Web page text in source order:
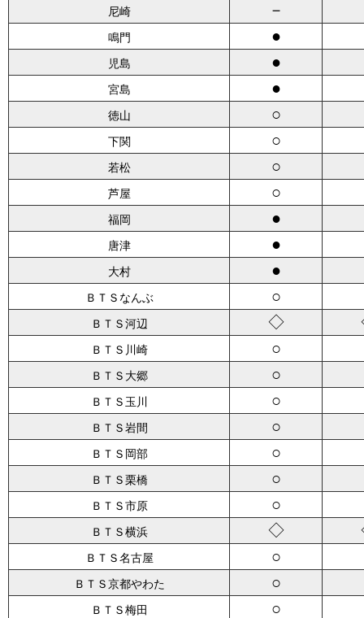
尼崎 －
鳴門 ●
児島 ●
宮島 ●
徳山 ○
下関 ○
若松 ○
芦屋 ○
福岡 ●
唐津 ●
大村 ●
ＢＴＳなんぶ ○
ＢＴＳ河辺 ◇
ＢＴＳ川崎 ○
ＢＴＳ大郷 ○
ＢＴＳ玉川 ○
ＢＴＳ岩間 ○
ＢＴＳ岡部 ○
ＢＴＳ栗橋 ○
ＢＴＳ市原 ○
ＢＴＳ横浜 ◇
ＢＴＳ名古屋 ○
ＢＴＳ京都やわた ○
ＢＴＳ梅田 ○